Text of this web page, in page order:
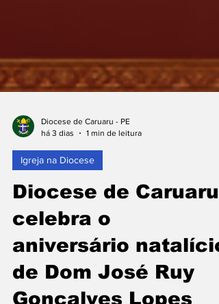
há 3 dias
1 min de leitura
Diocese de Caruaru
celebra o
aniversário natalício
de Dom José Ruy